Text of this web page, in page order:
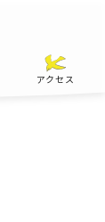
アクセス